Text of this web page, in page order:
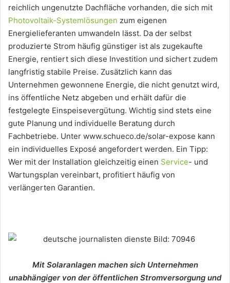
reichlich ungenutzte Dachfläche vorhanden, die sich mit
Photovoltaik-Systemlösungen zum eigenen
Energielieferanten umwandeln lässt. Da der selbst
produzierte Strom häufig günstiger ist als zugekaufte
Energie, rentiert sich diese Investition und sichert zudem
langfristig stabile Preise. Zusätzlich kann das
Unternehmen gewonnene Energie, die nicht genutzt wird,
ins öffentliche Netz abgeben und erhält dafür die
festgelegte Einspeisevergütung. Wichtig sind stets eine
gute Planung und individuelle Beratung durch
Fachbetriebe. Unter www.schueco.de/solar-expose kann
ein individuelles Exposé angefordert werden. Ein Tipp:
Wer mit der Installation gleichzeitig einen Service- und
Wartungsplan vereinbart, profitiert häufig von
verlängerten Garantien.
Mit Solaranlagen machen sich Unternehmen
unabhängiger von der öffentlichen Stromversorgung und